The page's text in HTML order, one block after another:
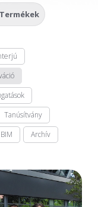
Termékek
Tanúsítvány
BIM Archív